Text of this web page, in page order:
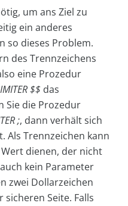
um ans Ziel zu
ein anderes
so dieses Problem.
des Trennzeichens
eine Prozedur
$$ das
Sie die Prozedur
;, dann verhält sich
Als Trennzeichen kann
dienen, der nicht
kein Parameter
zwei Dollarzeichen
Seite. Falls